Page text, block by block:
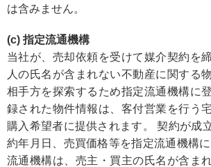
は含みません。
(c) 指定流通機構
当社が、売却依頼を受けて媒介契約を
人の氏名が含まれない不動産に関する
相手方を探索するため指定流通機構に
録された物件情報は、客付営業を行う
購入希望者に提供されます。 契約が成
約年月日、売買価格等を指定流通機構
流通機構は、売主・買主の氏名が含ま